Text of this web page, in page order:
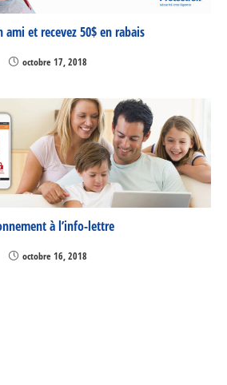
ami et recevez 50$ en rabais
octobre 17, 2018
à l’info-lettre
octobre 16, 2018